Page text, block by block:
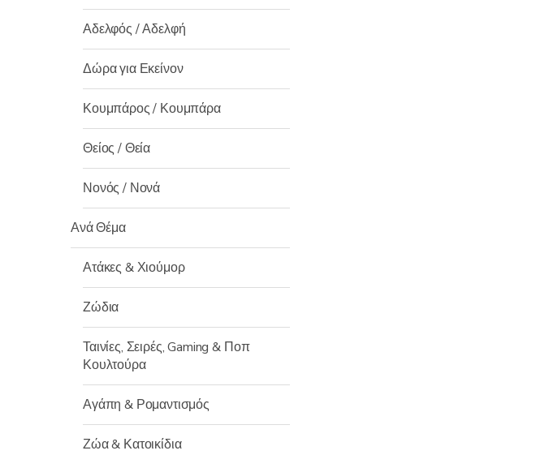
Αδελφός / Αδελφή
Δώρα για Εκείνον
Κουμπάρος / Κουμπάρα
Θείος / Θεία
Νονός / Νονά
Ανά Θέμα
Ατάκες & Χιούμορ
Ζώδια
Ταινίες, Σειρές, Gaming & Ποπ
Κουλτούρα
Αγάπη & Ρομαντισμός
Ζώα & Κατοικίδια